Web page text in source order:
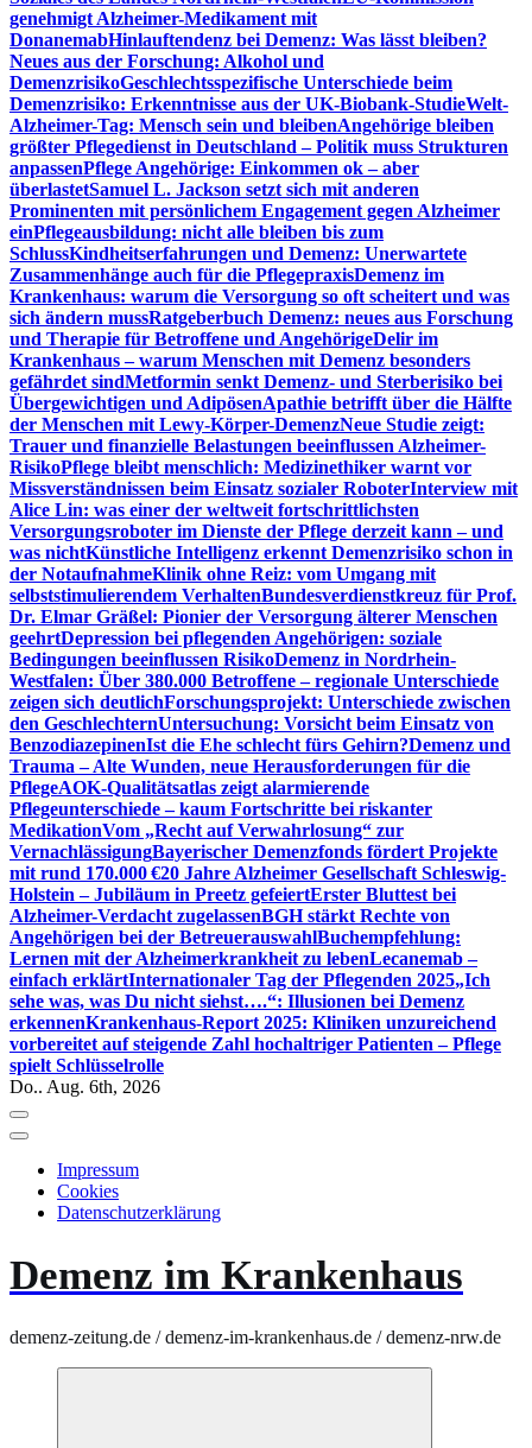
genehmigt Alzheimer-Medikament mit
DonanemabHinlauftendenz bei Demenz: Was lässt bleiben?
Neues aus der Forschung: Alkohol und
DemenzrisikoGeschlechtsspezifische Unterschiede beim
Demenzrisiko: Erkenntnisse aus der UK-Biobank-StudieWelt-
Alzheimer-Tag: Mensch sein und bleibenAngehörige bleiben
größter Pflegedienst in Deutschland – Politik muss Strukturen
anpassenPflege Angehörige: Einkommen ok – aber
überlastetSamuel L. Jackson setzt sich mit anderen
Prominenten mit persönlichem Engagement gegen Alzheimer
einPflegeausbildung: nicht alle bleiben bis zum
SchlussKindheitserfahrungen und Demenz: Unerwartete
Zusammenhänge auch für die PflegepraxisDemenz im
Krankenhaus: warum die Versorgung so oft scheitert und was
sich ändern mussRatgeberbuch Demenz: neues aus Forschung
und Therapie für Betroffene und AngehörigeDelir im
Krankenhaus – warum Menschen mit Demenz besonders
gefährdet sindMetformin senkt Demenz- und Sterberisiko bei
Übergewichtigen und AdipösenApathie betrifft über die Hälfte
der Menschen mit Lewy-Körper-DemenzNeue Studie zeigt:
Trauer und finanzielle Belastungen beeinflussen Alzheimer-
RisikoPflege bleibt menschlich: Medizinethiker warnt vor
Missverständnissen beim Einsatz sozialer RoboterInterview mit
Alice Lin: was einer der weltweit fortschrittlichsten
Versorgungsroboter im Dienste der Pflege derzeit kann – und
was nichtKünstliche Intelligenz erkennt Demenzrisiko schon in
der NotaufnahmeKlinik ohne Reiz: vom Umgang mit
selbststimulierendem VerhaltenBundesverdienstkreuz für Prof.
Dr. Elmar Gräßel: Pionier der Versorgung älterer Menschen
geehrtDepression bei pflegenden Angehörigen: soziale
Bedingungen beeinflussen RisikoDemenz in Nordrhein-
Westfalen: Über 380.000 Betroffene – regionale Unterschiede
zeigen sich deutlichForschungsprojekt: Unterschiede zwischen
den GeschlechternUntersuchung: Vorsicht beim Einsatz von
BenzodiazepinenIst die Ehe schlecht fürs Gehirn?Demenz und
Trauma – Alte Wunden, neue Herausforderungen für die
PflegeAOK-Qualitätsatlas zeigt alarmierende
Pflegeunterschiede – kaum Fortschritte bei riskanter
MedikationVom „Recht auf Verwahrlosung“ zur
VernachlässigungBayerischer Demenzfonds fördert Projekte
mit rund 170.000 €20 Jahre Alzheimer Gesellschaft Schleswig-
Holstein – Jubiläum in Preetz gefeiertErster Bluttest bei
Alzheimer-Verdacht zugelassenBGH stärkt Rechte von
Angehörigen bei der BetreuerauswahlBuchempfehlung:
Lernen mit der Alzheimerkrankheit zu lebenLecanemab –
einfach erklärtInternationaler Tag der Pflegenden 2025„Ich
sehe was, was Du nicht siehst….“: Illusionen bei Demenz
erkennenKrankenhaus-Report 2025: Kliniken unzureichend
vorbereitet auf steigende Zahl hochaltriger Patienten – Pflege
spielt Schlüsselrolle
Do.. Aug. 6th, 2026
Impressum
Cookies
Datenschutzerklärung
Demenz im Krankenhaus
demenz-zeitung.de / demenz-im-krankenhaus.de / demenz-nrw.de